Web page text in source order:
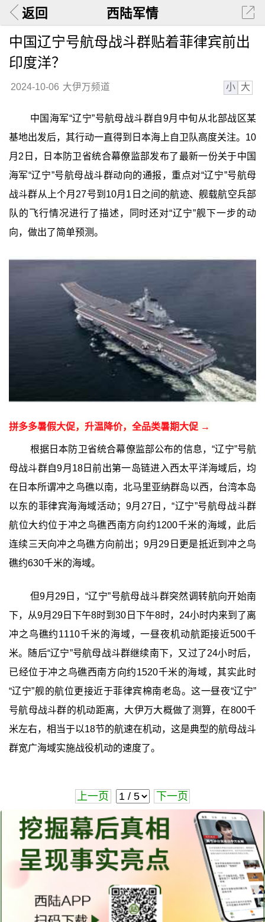
返回 西陆军情
中国辽宁号航母战斗群贴着菲律宾前出
印度洋？
2024-10-06 大伊万频道 小 大
中国海军“辽宁”号航母战斗群自9月中旬从北部战区某
基地出发后，其行动一直得到日本海上自卫队高度关注。10
月2日，日本防卫省统合幕僚监部发布了最新一份关于中国
海军“辽宁”号航母战斗群动向的通报，重点对“辽宁”号航母
战斗群从上个月27号到10月1日之间的航迹、舰载航空兵部
队的飞行情况进行了描述，同时还对“辽宁”舰下一步的动
向，做出了简单预测。
拼多多暑假大促，升温降价，全品类暑期大促 →
根据日本防卫省统合幕僚监部公布的信息，“辽宁”号航
母战斗群自9月18日前出第一岛链进入西太平洋海域后，均
在日本所谓冲之鸟礁以南，北马里亚纳群岛以西，台湾本岛
以东的菲律宾海海域活动；9月27日，“辽宁”号航母战斗群
航位大约位于冲之鸟礁西南方向约1200千米的海域，此后
连续三天向冲之鸟礁方向前出；9月29日更是抵近到冲之鸟
礁约630千米的海域。
但9月29日，“辽宁”号航母战斗群突然调转航向开始南
下，从9月29日下午8时到30日下午8时，24小时内来到了离
冲之鸟礁约1110千米的海域，一昼夜机动航距接近500千
米。随后“辽宁”号航母战斗群继续南下，又过了24小时后，
已经位于冲之鸟礁西南方向约1520千米的海域，其实此时
“辽宁”舰的航位更接近于菲律宾棉南老岛。这一昼夜“辽宁”
号航母战斗群的机动距离，大伊万大概做了测算，在800千
米左右，相当于以18节的航速在机动，这是典型的航母战斗
群宽广海域实施战役机动的速度了。
上一页 下一页